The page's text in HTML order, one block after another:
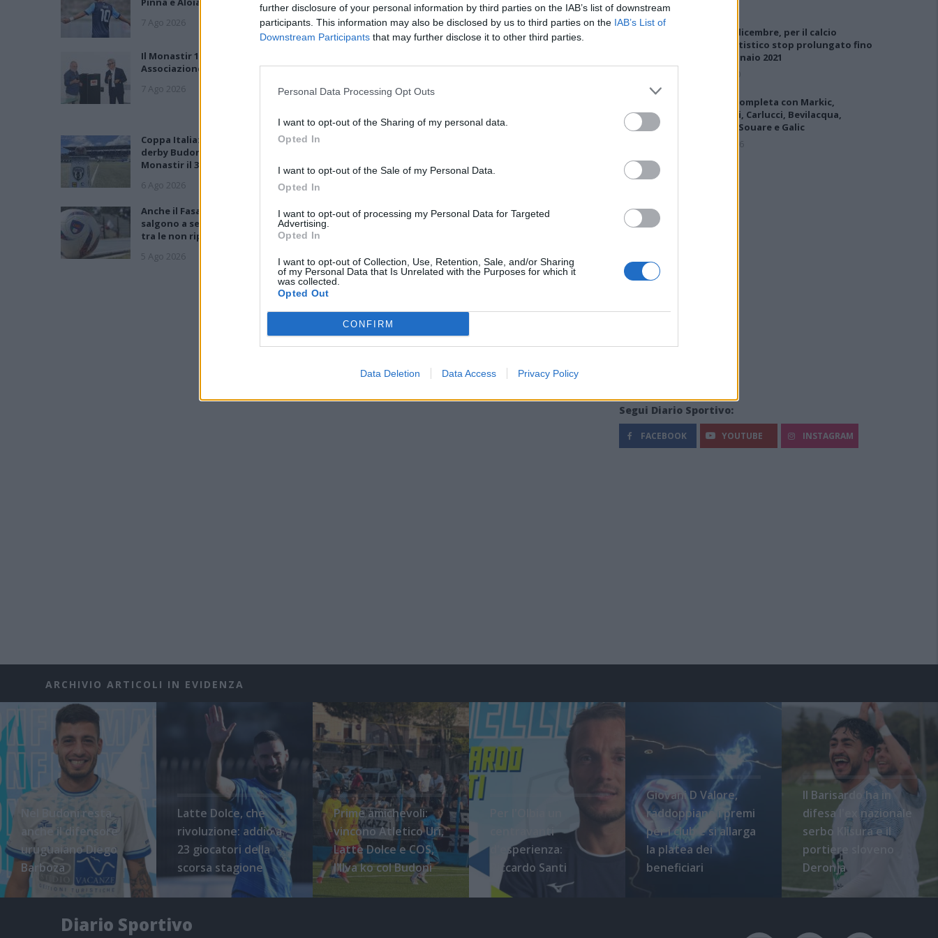
further disclosure of your personal information by third parties on the IAB’s list of downstream
participants. This information may also be disclosed by us to third parties on the IAB’s List of
Downstream Participants that may further disclose it to other third parties.
Personal Data Processing Opt Outs
I want to opt-out of the Sharing of my personal data.
Opted In
I want to opt-out of the Sale of my Personal Data.
Opted In
I want to opt-out of processing my Personal Data for Targeted
Advertising.
Opted In
I want to opt-out of Collection, Use, Retention, Sale, and/or Sharing
of my Personal Data that Is Unrelated with the Purposes for which it
was collected.
Opted Out
CONFIRM
Data Deletion Data Access Privacy Policy
7 Ago 2026
7 Ago 2026
Il Monastir 1983 si trasforma da
Associazione Sportiva in Srl
7 Ago 2026
Forzati, Cabrera, Tesio, Limongelli,
nuovi
Coppa Italia: Aranova-Ossese il 23, i
derby Budoni-Latte Dolce e COS-
Monastir il 30
6 Ago 2026
dei molisani del Venafro
Anche il Fasano out e le ammissioni
salgono a sei, l'Ilva è la prima società
tra le non ripescate
5 Ago 2026
Latte Dolce, Luigi Piredda il primo dei
confermati
DPCM 3 dicembre, per il calcio
dilettantistico stop prolungato fino
al 15 gennaio 2021
3 Dic 2020
L'Ilva si completa con Markic,
Contucci, Carlucci, Bevilacqua,
Solinas, Souare e Galic
7 Ago 2026
Segui Diario Sportivo:
FACEBOOK YOUTUBE INSTAGRAM
ARCHIVIO ARTICOLI IN EVIDENZA
Nel Budoni resta
anche il difensore
uruguaiano Diego
Barboza
Latte Dolce, che
rivoluzione: addio a
23 giocatori della
scorsa stagione
Prime amichevoli:
vincono Atletico Uri,
Latte Dolce e COS,
l'Ilva ko col Budoni
centravanti
d'esperienza:
Riccardo Santi
Giovani D Valore,
raddoppiano i premi
per i club e si allarga
la platea dei
beneficiari
Il Barisardo ha in
difesa l'ex nazionale
serbo Klisura e il
portiere sloveno
Deronja
Diario Sportivo